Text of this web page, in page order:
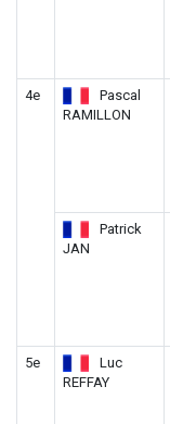
4e
Pascal
RAMILLON
Patrick
JAN
5e
Luc
REFFAY